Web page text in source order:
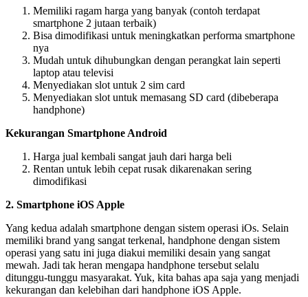
Memiliki ragam harga yang banyak (contoh terdapat
smartphone 2 jutaan terbaik)
Bisa dimodifikasi untuk meningkatkan performa smartphone
nya
Mudah untuk dihubungkan dengan perangkat lain seperti
laptop atau televisi
Menyediakan slot untuk 2 sim card
Menyediakan slot untuk memasang SD card (dibeberapa
handphone)
Kekurangan Smartphone Android
Harga jual kembali sangat jauh dari harga beli
Rentan untuk lebih cepat rusak dikarenakan sering
dimodifikasi
2. Smartphone iOS Apple
Yang kedua adalah smartphone dengan sistem operasi iOs. Selain
memiliki brand yang sangat terkenal, handphone dengan sistem
operasi yang satu ini juga diakui memiliki desain yang sangat
mewah. Jadi tak heran mengapa handphone tersebut selalu
ditunggu-tunggu masyarakat. Yuk, kita bahas apa saja yang menjadi
kekurangan dan kelebihan dari handphone iOS Apple.